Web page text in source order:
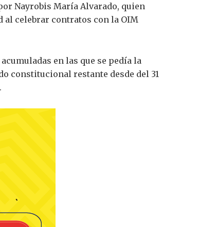
Nayrobis María Alvarado, quien
celebrar contratos con la OIM
en las que se pedía la
constitucional restante desde del 31